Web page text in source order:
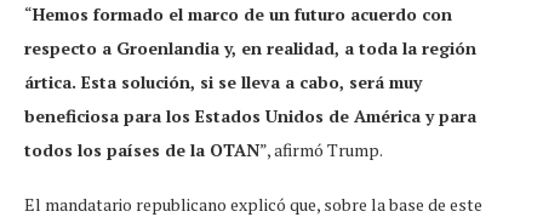
“Hemos formado el marco de un futuro acuerdo con
respecto a Groenlandia y, en realidad, a toda la región
ártica. Esta solución, si se lleva a cabo, será muy
beneficiosa para los Estados Unidos de América y para
todos los países de la OTAN”, afirmó Trump.
El mandatario republicano explicó que, sobre la base de este